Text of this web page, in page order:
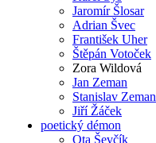
Jaromír Šlosar
Adrian Švec
František Uher
Štěpán Votoček
Zora Wildová
Jan Zeman
Stanislav Zeman
Jiří Žáček
poetický démon
Ota Ševčík